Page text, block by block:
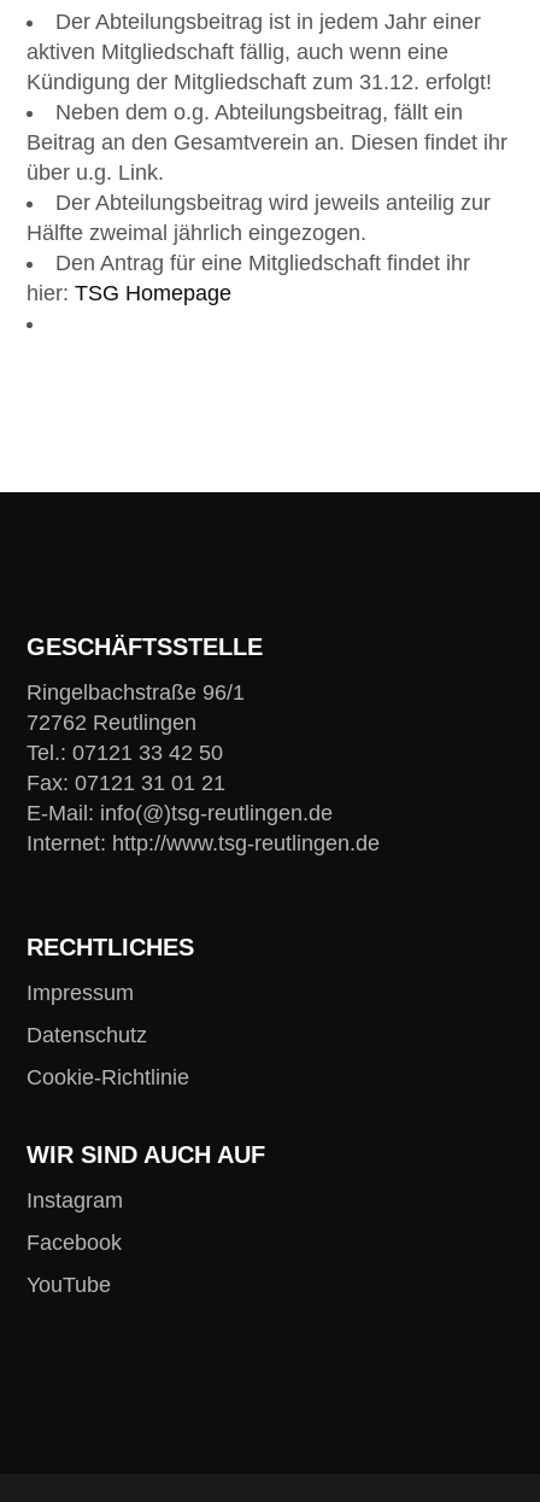
Der Abteilungsbeitrag ist in jedem Jahr einer
aktiven Mitgliedschaft fällig, auch wenn eine
Kündigung der Mitgliedschaft zum 31.12. erfolgt!
Neben dem o.g. Abteilungsbeitrag, fällt ein
Beitrag an den Gesamtverein an. Diesen findet ihr
über u.g. Link.
Der Abteilungsbeitrag wird jeweils anteilig zur
Hälfte zweimal jährlich eingezogen.
Den Antrag für eine Mitgliedschaft findet ihr
hier:TSG Homepage
GESCHÄFTSSTELLE
Ringelbachstraße 96/1
72762 Reutlingen
Tel.: 07121 33 42 50
Fax: 07121 31 01 21
E-Mail: info(@)tsg-reutlingen.de
Internet: http://www.tsg-reutlingen.de
RECHTLICHES
Impressum
Datenschutz
Cookie-Richtlinie
WIR SIND AUCH AUF
Instagram
Facebook
YouTube